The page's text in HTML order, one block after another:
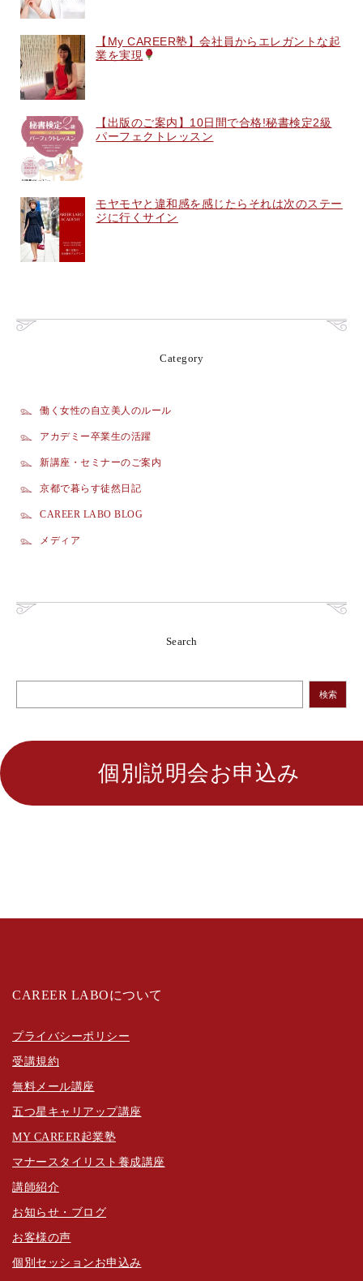
【My CAREER塾】会社員からエレガントな起
業を実現
【出版のご案内】10日間で合格!秘書検定2級
パーフェクトレッスン
モヤモヤと違和感を感じたらそれは次のステー
ジに行くサイン
Category
働く女性の自立美人のルール
アカデミー卒業生の活躍
新講座・セミナーのご案内
京都で暮らす徒然日記
CAREER LABO BLOG
メディア
Search
検索
個別説明会お申込み
CAREER LABOについて
プライバシーポリシー
受講規約
無料メール講座
五つ星キャリアップ講座
MY CAREER起業塾
マナースタイリスト養成講座
講師紹介
お知らせ・ブログ
お客様の声
個別セッションお申込み